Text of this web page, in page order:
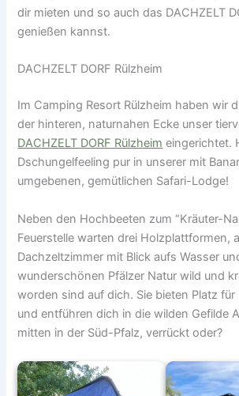
dir mieten und so auch das DACHZELT
genießen kannst.
DACHZELT DORF Rülzheim
Im Camping Resort Rülzheim haben wir
der hinteren, naturnahen Ecke unser
DACHZELT DORF Rülzheim eingerichtet.
Dschungelfeeling pur in unserer mit
umgebenen, gemütlichen Safari-Lodge!
Neben den Hochbeeten zum “Kräuter-
Feuerstelle warten drei Holzplattformen,
Dachzeltzimmer mit Blick aufs Wasser
wunderschönen Pfälzer Natur wild und
worden sind auf dich. Sie bieten Platz
und entführen dich in die wilden Gefilde
mitten in der Süd-Pfalz, verrückt oder?